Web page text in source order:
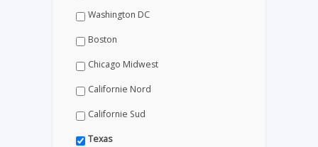
Washington DC
Boston
Chicago Midwest
Californie Nord
Californie Sud
Texas